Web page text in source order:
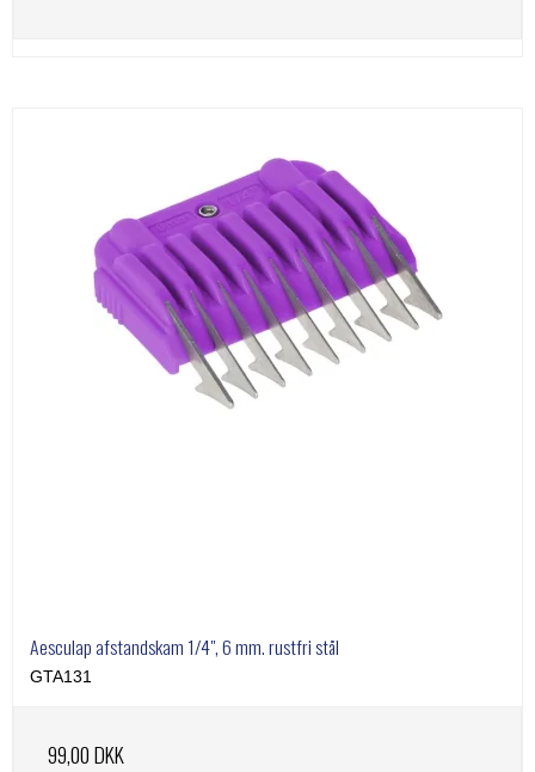
Aesculap afstandskam 1/4", 6 mm. rustfri stål
GTA131
99,00 DKK